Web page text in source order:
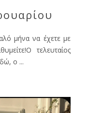
μήνα να έχετε με
τελευταίος
ο ...